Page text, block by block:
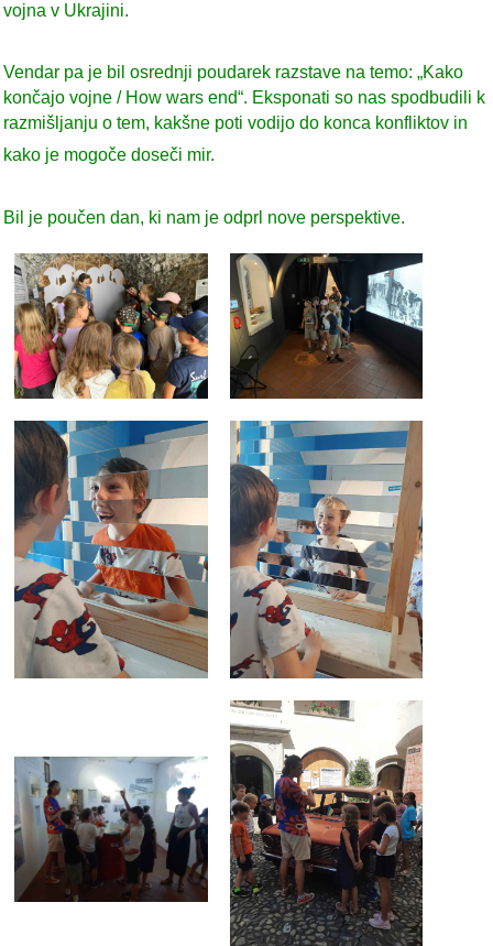
vojna v Ukrajini.
Vendar pa je bil osrednji poudarek razstave na temo: „Kako
končajo vojne / How wars end“. Eksponati so nas spodbudili k
razmišljanju o tem, kakšne poti vodijo do konca konfliktov in
kako je mogoče doseči mir.
Bil je poučen dan, ki nam je odprl nove perspektive.